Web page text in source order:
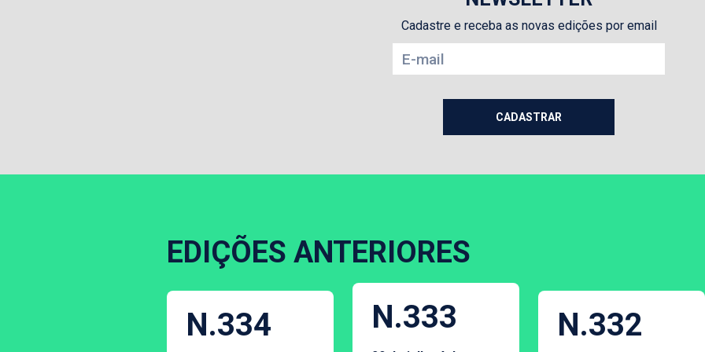
Cadastre e receba as novas edições por email
EDIÇÕES ANTERIORES
N.334 N.333 N.332